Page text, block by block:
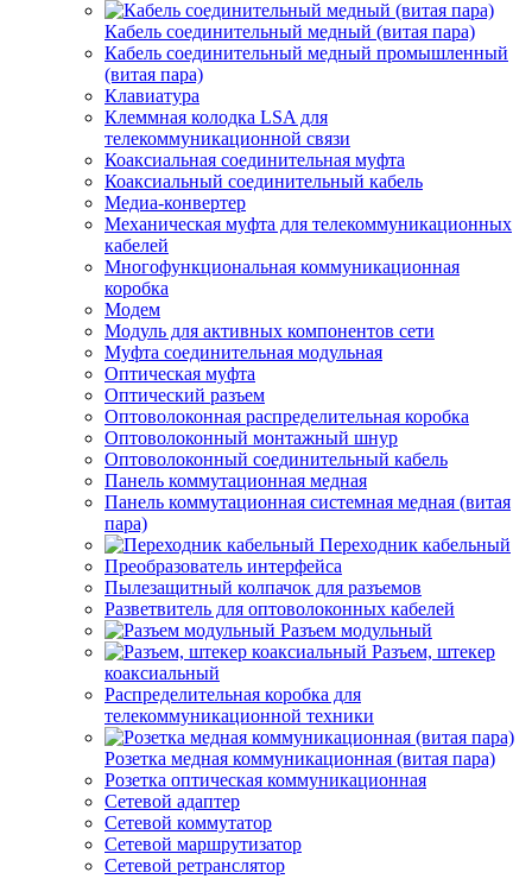
Кабель соединительный медный (витая пара)
Кабель соединительный медный промышленный
(витая пара)
Клавиатура
Клеммная колодка LSA для
телекоммуникационной связи
Коаксиальная соединительная муфта
Коаксиальный соединительный кабель
Медиа-конвертер
Механическая муфта для телекоммуникационных
кабелей
Многофункциональная коммуникационная
коробка
Модем
Модуль для активных компонентов сети
Муфта соединительная модульная
Оптическая муфта
Оптический разъем
Оптоволоконная распределительная коробка
Оптоволоконный монтажный шнур
Оптоволоконный соединительный кабель
Панель коммутационная медная
Панель коммутационная системная медная (витая
пара)
Переходник кабельный
Преобразователь интерфейса
Пылезащитный колпачок для разъемов
Разветвитель для оптоволоконных кабелей
Разъем модульный
Разъем, штекер
коаксиальный
Распределительная коробка для
телекоммуникационной техники
Розетка медная коммуникационная (витая пара)
Розетка оптическая коммуникационная
Сетевой адаптер
Сетевой коммутатор
Сетевой маршрутизатор
Сетевой ретранслятор